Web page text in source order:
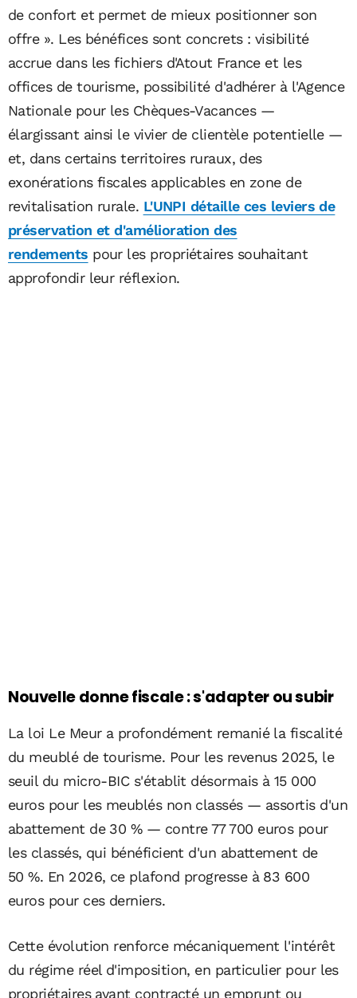
de confort et permet de mieux positionner son
offre ». Les bénéfices sont concrets : visibilité
accrue dans les fichiers d'Atout France et les
offices de tourisme, possibilité d'adhérer à l'Agence
Nationale pour les Chèques-Vacances —
élargissant ainsi le vivier de clientèle potentielle —
et, dans certains territoires ruraux, des
exonérations fiscales applicables en zone de
revitalisation rurale. L'UNPI détaille ces leviers de
préservation et d'amélioration des
rendements pour les propriétaires souhaitant
approfondir leur réflexion.
Nouvelle donne fiscale : s'adapter ou subir
La loi Le Meur a profondément remanié la fiscalité
du meublé de tourisme. Pour les revenus 2025, le
seuil du micro-BIC s'établit désormais à 15 000
euros pour les meublés non classés — assortis d'un
abattement de 30 % — contre 77 700 euros pour
les classés, qui bénéficient d'un abattement de
50 %. En 2026, ce plafond progresse à 83 600
euros pour ces derniers.
Cette évolution renforce mécaniquement l'intérêt
du régime réel d'imposition, en particulier pour les
propriétaires ayant contracté un emprunt ou